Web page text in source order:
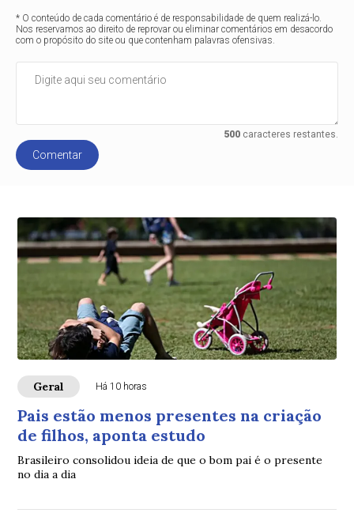
* O conteúdo de cada comentário é de responsabilidade de quem realizá-lo.
Nos reservamos ao direito de reprovar ou eliminar comentários em desacordo
com o propósito do site ou que contenham palavras ofensivas.
500caracteres restantes.
Comentar
Geral Há 10 horas
Pais estão menos presentes na criação
de filhos, aponta estudo
Brasileiro consolidou ideia de que o bom pai é o presente
no dia a dia